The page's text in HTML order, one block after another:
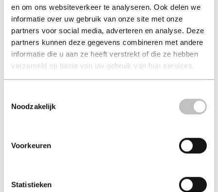
en om ons websiteverkeer te analyseren. Ook delen we
informatie over uw gebruik van onze site met onze
partners voor social media, adverteren en analyse. Deze
partners kunnen deze gegevens combineren met andere
informatie die u aan ze heeft verstrekt of die ze hebben
verzameld op basis van uw gebruik van hun services.
Noodzakelijk
Voorkeuren
Statistieken
Zorro x Sherock
dimitri balcaen
€ 30,00
Hard-cover - 2025
River Sing Me Home
shearer, eleanor
€ 15,95
Paperback - 2023 - Engels